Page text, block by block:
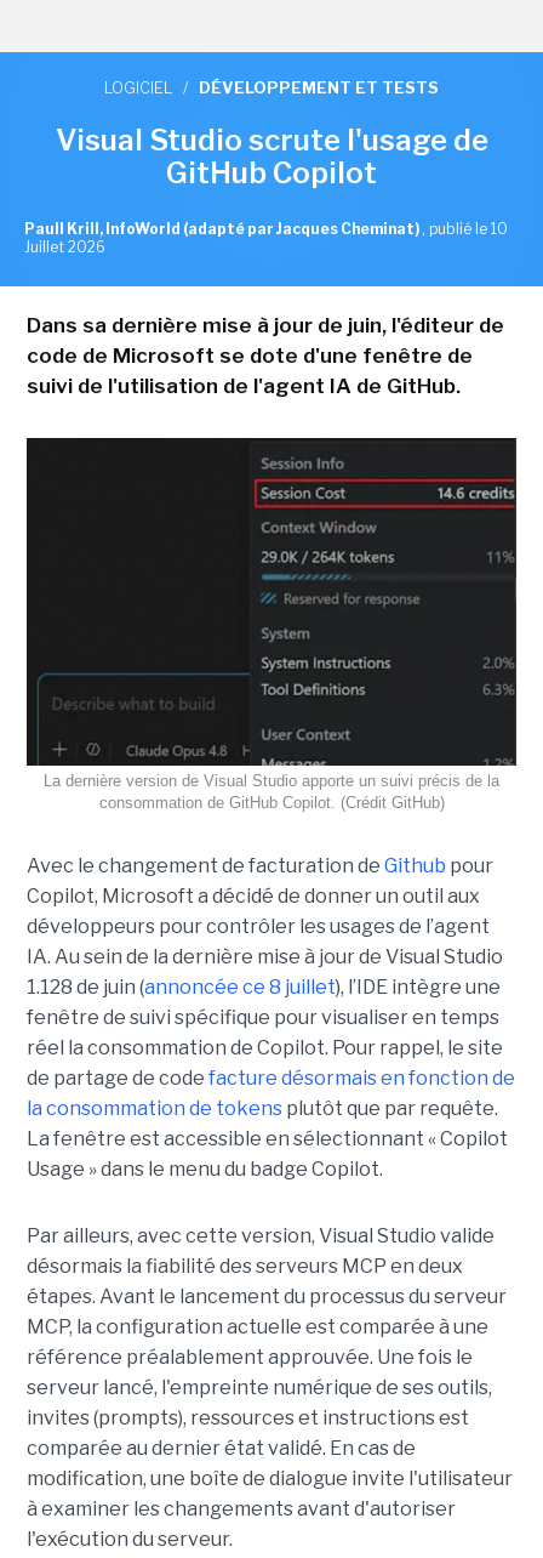
LOGICIEL / DÉVELOPPEMENT ET TESTS
Visual Studio scrute l'usage de
GitHub Copilot
Paull Krill, InfoWorld (adapté par Jacques Cheminat) , publié le 10
Juillet 2026
Dans sa dernière mise à jour de juin, l'éditeur de
code de Microsoft se dote d'une fenêtre de
suivi de l'utilisation de l'agent IA de GitHub.
La dernière version de Visual Studio apporte un suivi précis de la
consommation de GitHub Copilot. (Crédit GitHub)
Avec le changement de facturation de Github pour
Copilot, Microsoft a décidé de donner un outil aux
développeurs pour contrôler les usages de l’agent
IA. Au sein de la dernière mise à jour de Visual Studio
1.128 de juin (annoncée ce 8 juillet), l’IDE intègre une
fenêtre de suivi spécifique pour visualiser en temps
réel la consommation de Copilot. Pour rappel, le site
de partage de code facture désormais en fonction de
la consommation de tokens plutôt que par requête.
La fenêtre est accessible en sélectionnant « Copilot
Usage » dans le menu du badge Copilot.
Par ailleurs, avec cette version, Visual Studio valide
désormais la fiabilité des serveurs MCP en deux
étapes. Avant le lancement du processus du serveur
MCP, la configuration actuelle est comparée à une
référence préalablement approuvée. Une fois le
serveur lancé, l'empreinte numérique de ses outils,
invites (prompts), ressources et instructions est
comparée au dernier état validé. En cas de
modification, une boîte de dialogue invite l'utilisateur
à examiner les changements avant d'autoriser
l'exécution du serveur.